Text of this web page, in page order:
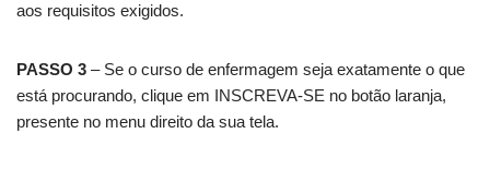
aos requisitos exigidos.
PASSO 3 – Se o curso de enfermagem seja exatamente o que
está procurando, clique em INSCREVA-SE no botão laranja,
presente no menu direito da sua tela.